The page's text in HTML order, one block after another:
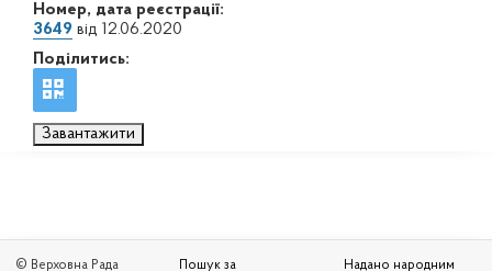
Номер, дата реєстрації:
3649 від 12.06.2020
Поділитись:
Завантажити
© Верховна Рада
Пошук за
Надано народним